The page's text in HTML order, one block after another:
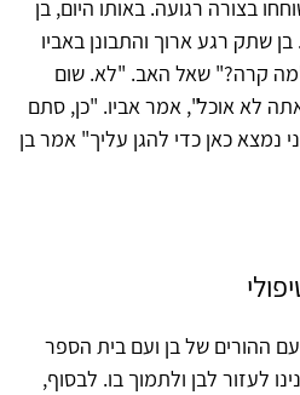
בצורה רגועה. באותו היום, בן
שתק רגע ארוך והתבונן באביו
קרה?" שאל האב. "לא. שום
לא אוכל", אמר אביו. "כן, סתם
נמצא כאן כדי להגן עליך" אמר בן
ההורים של בן ועם בית הספר
לעזור לבן ולתמוך בו. לבסוף,